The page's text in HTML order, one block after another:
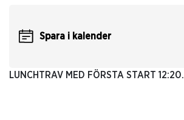
LUNCHTRAV MED FÖRSTA START 12:20.
Spara i kalender